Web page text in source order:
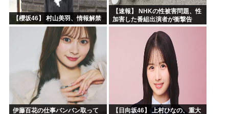
【櫻坂46】 村山美羽、情報解禁
【速報】 NHKの性被害問題、性
加害した番組出演者が衝撃告
白！
伊藤百花の仕事バンバン取って
【日向坂46】 上村ひなの、重大